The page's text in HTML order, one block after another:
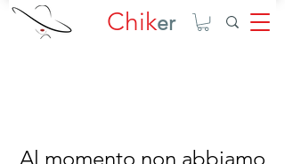
Chiker
Al momento non abbiamo